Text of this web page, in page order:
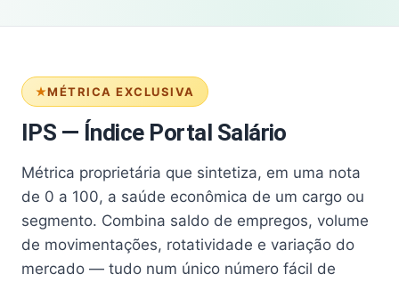
MÉTRICA EXCLUSIVA
IPS — Índice Portal Salário
Métrica proprietária que sintetiza, em uma nota
de 0 a 100, a saúde econômica de um cargo ou
segmento. Combina saldo de empregos, volume
de movimentações, rotatividade e variação do
mercado — tudo num único número fácil de